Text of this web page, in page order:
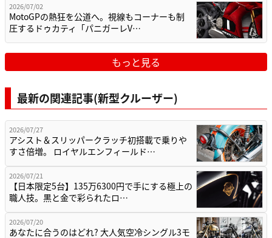
2026/07/02
MotoGPの熱狂を公道へ。視線もコーナーも制
圧するドゥカティ「パニガーレV…
もっと見る
最新の関連記事(新型クルーザー)
2026/07/27
アシスト＆スリッパークラッチ初搭載で乗りや
すさ倍増。 ロイヤルエンフィールド…
2026/07/21
【日本限定5台】135万6300円で手にする極上の
職人技。黒と金で彩られたロ…
2026/07/20
あなたに合うのはどれ? 大人気空冷シングル3モ